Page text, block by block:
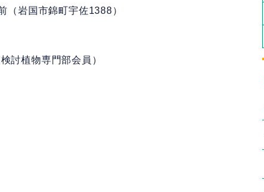
岩国市錦町宇佐1388）
討植物専門部会員）